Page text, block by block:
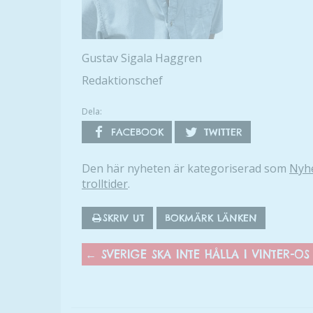
Gustav Sigala Haggren
Redaktionschef
Dela:
FACEBOOK TWITTER
Den här nyheten är kategoriserad som
trolltider.
SKRIV UT BOKMÄRK LÄNKEN
← SVERIGE SKA INTE HÅLLA I VINTER-OS